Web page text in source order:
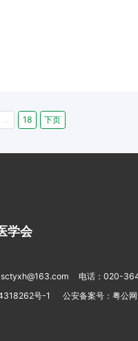
... 18 下页
学会
电话： 020-
号-1 公安备案号：粤公